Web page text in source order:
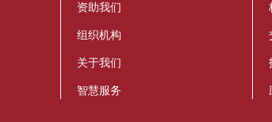
资助我们
组织机构
关于我们
智慧服务